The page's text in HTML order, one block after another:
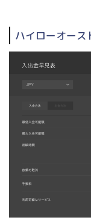
ハイローオー